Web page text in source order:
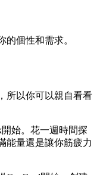
個性和需求。
所以你可以親自看看
始。花一週時間探
能量還是讓你筋疲力